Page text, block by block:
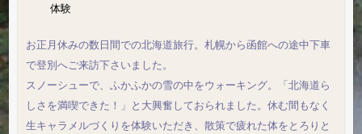
体験
お正月休みの数日間での北海道旅行。札幌から函館への途中下車
で登別へご来訪下さいました。
スノーシューで、ふかふかの雪の中をウォーキング。「北海道ら
しさを満喫できた！」と大興奮しておられました。休む間もなく
生キャラメルづくりを体験いただき、散策で疲れた体をとろりと